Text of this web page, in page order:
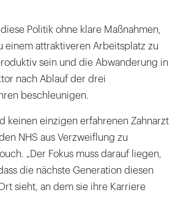
Politik ohne klare Maßnahmen,
einem attraktiveren Arbeitsplatz zu
sein und die Abwanderung in
nach Ablauf der drei
beschleunigen.
keinen einzigen erfahrenen Zahnarzt
NHS aus Verzweiflung zu
„Der Fokus muss darauf liegen,
die nächste Generation diesen
sieht, an dem sie ihre Karriere